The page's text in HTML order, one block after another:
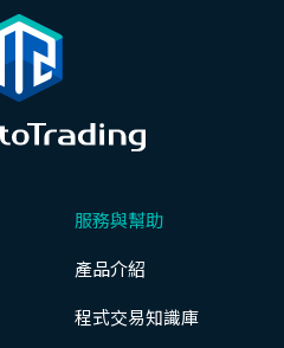
服務與幫助
產品介紹
程式交易知識庫